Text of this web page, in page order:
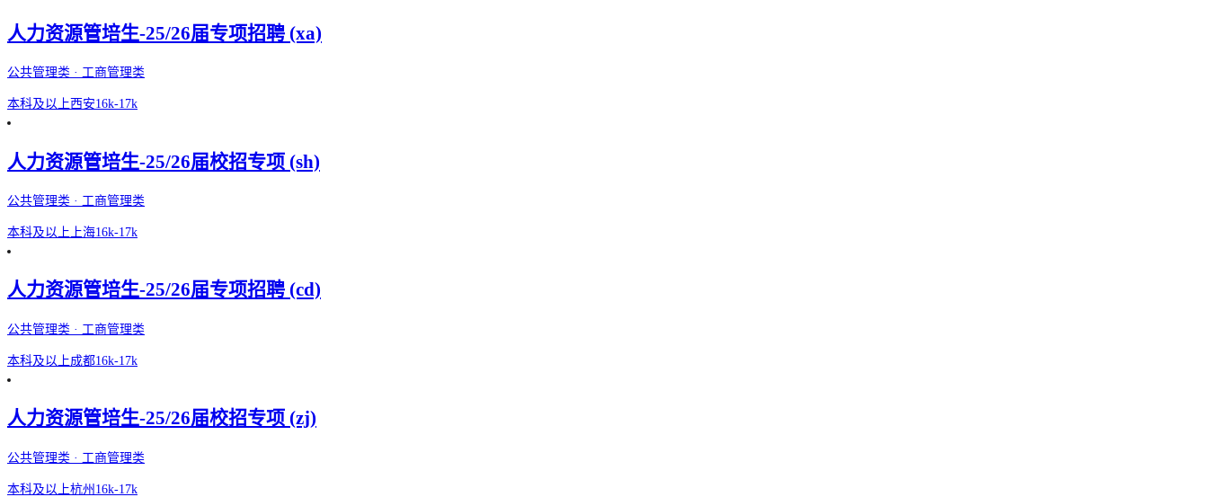
人力资源管培生-25/26届专项招聘 (xa)
公共管理类 · 工商管理类
本科及以上西安16k-17k
人力资源管培生-25/26届校招专项 (sh)
公共管理类 · 工商管理类
本科及以上 上海16k-17k
人力资源管培生-25/26届专项招聘 (cd)
公共管理类 · 工商管理类
本科及以上成都16k-17k
人力资源管培生-25/26届校招专项 (zj)
公共管理类 · 工商管理类
本科及以上杭州 16k-17k